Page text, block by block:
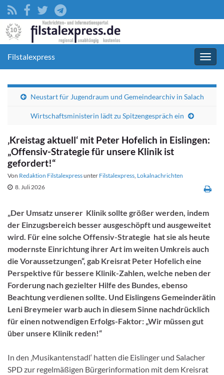
Filstalexpress
Neustart für Jugendraum und Gemeindearchiv in Salach
Wirtschaftsministerin lädt zu Spitzengespräch ein
‚Kreistag aktuell‘ mit Peter Hofelich in Eislingen:
„Offensiv-Strategie für unsere Klinik ist
gefordert!“
Von Redaktion Filstalexpressunter Filstalexpress, Lokalnachrichten
8. Juli 2026
„Der Umsatz unserer Klinik sollte größer werden, indem
der Einzugsbereich besser ausgeschöpft und ausgeweitet
wird. Für eine solche Offensiv-Strategie hat sie als heute
modernste Einrichtung ihrer Art im weiten Umkreis auch
die Voraussetzungen“, gab Kreisrat Peter Hofelich eine
Perspektive für bessere Klinik-Zahlen, welche neben der
Forderung nach gezielter Hilfe des Bundes, ebenso
Beachtung verdienen sollte. Und Eislingens Gemeinderätin
Leni Breymeier warb auch in diesem Sinne nachdrücklich
für einen notwendigen Erfolgs-Faktor: „Wir müssen gut
über unsere Klinik reden!“
In den ‚Musikantenstadl‘ hatten die Eislinger und Salacher
SPD zur regelmäßigen Bürgerinformation mit dem Kreisrat